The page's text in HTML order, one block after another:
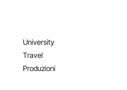
University
Travel
Produzioni